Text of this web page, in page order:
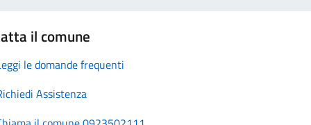
il comune
le domande frequenti
Assistenza